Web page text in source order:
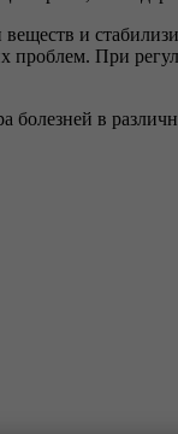
и
проблем. При
болезней в